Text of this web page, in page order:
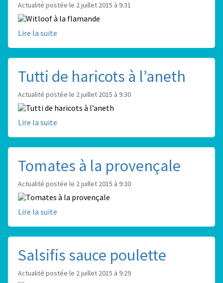
Actualité postée le 2 juillet 2015 à 9:31
Lire la suite
Tutti de haricots à l’aneth
Actualité postée le 2 juillet 2015 à 9:30
Lire la suite
Tomates à la provençale
Actualité postée le 2 juillet 2015 à 9:30
Lire la suite
Salsifis sauce poulette
Actualité postée le 2 juillet 2015 à 9:29